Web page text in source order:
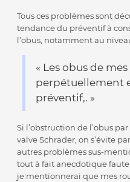
Tous ces problèmes sont
tendance du préventif à
l’obus, notamment au
« Les obus de
perpétuellement
préventif,. »
Si l’obstruction de l’obus
valve Schrader, on s’évite
autres problèmes sus-
tout à fait anecdotique faute
je mentionnerai que mes